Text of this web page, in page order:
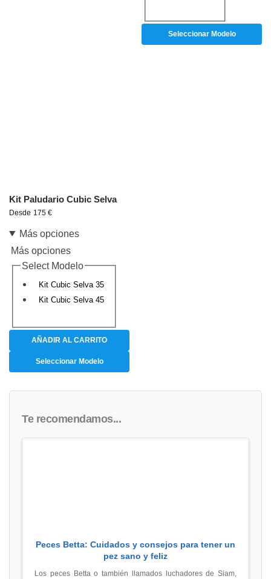
Seleccionar Modelo
Kit Paludario Cubic Selva
Desde 175 €
Más opciones
Más opciones
Select Modelo
Kit Cubic Selva 35
Kit Cubic Selva 45
AÑADIR AL CARRITO
Seleccionar Modelo
Te recomendamos...
Peces Betta: Cuidados y consejos para tener un
pez sano y feliz
Los peces Betta o también llamados luchadores de Siam,